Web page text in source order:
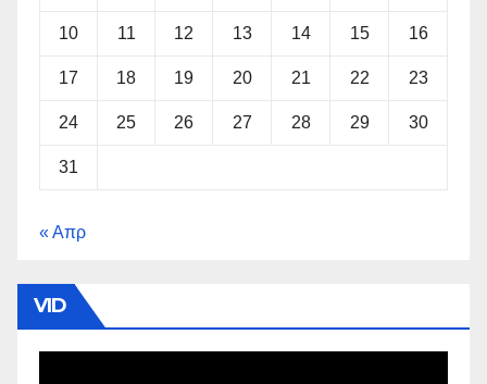
10 11 12 13 14 15 16
17 18 19 20 21 22 23
24 25 26 27 28 29 30
31
« Απρ
VID